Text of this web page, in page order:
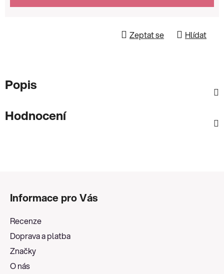
Zeptat se Hlídat
Popis
Hodnocení
Informace pro Vás
Recenze
Doprava a platba
Značky
O nás